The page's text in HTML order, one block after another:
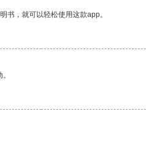
书，就可以轻松使用这款app。